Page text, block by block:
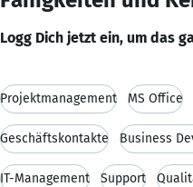
Logg Dich jetzt ein, um das
Projektmanagement MS Office
Geschäftskontakte Business
IT-Management Support